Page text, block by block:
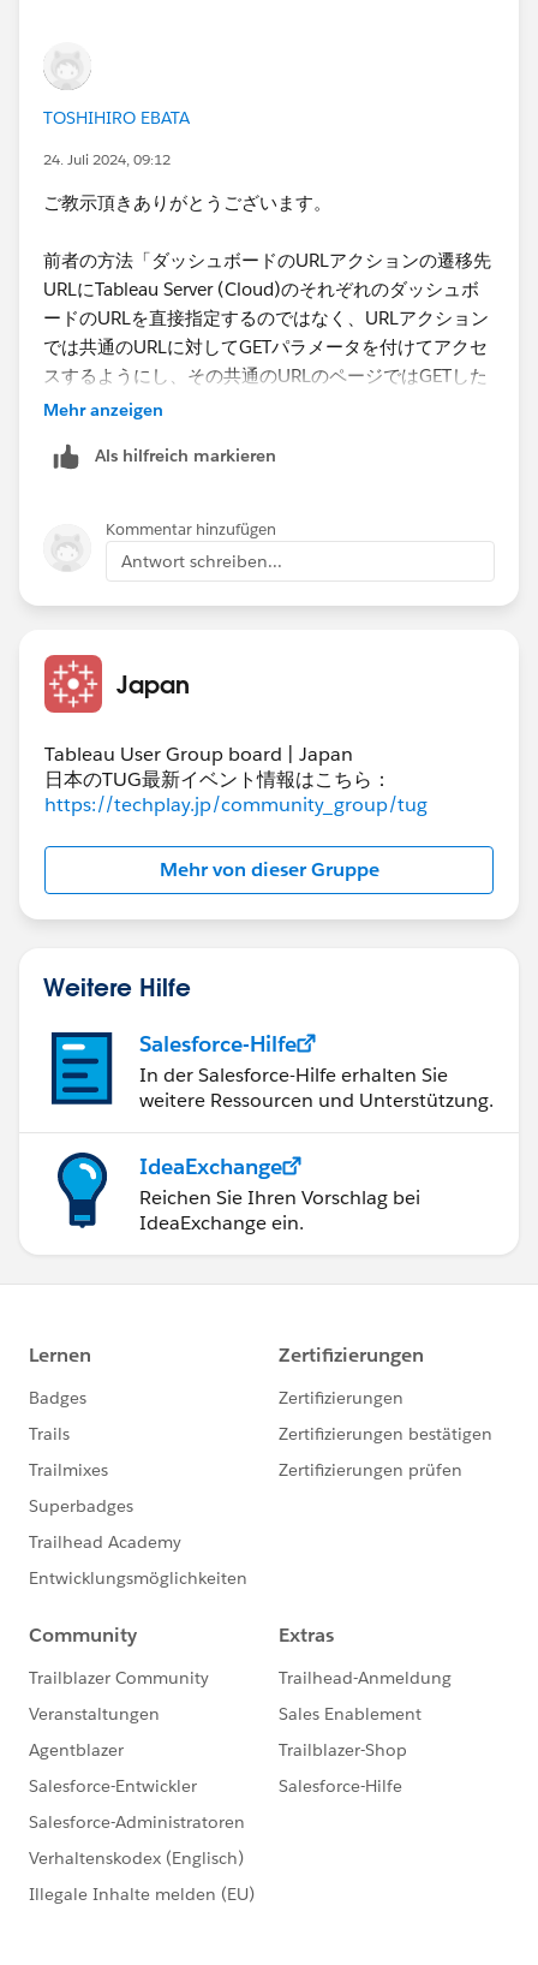
ポータルサイト・営業利益・売上高と順にブラウザのタ
URLアクションはご教示されたようにしています。
ウザの新規タブを起動させ表示したく思います。
説明不足大変申し訳ございません。
改めてご教示頂ければと思います。
新しいタブで埋め込みAPIを使用して目的のダッシュボ
ードを表示するような形」に関して詳細にご教示頂けれ
ば幸甚です。
何卒よろしくお願い申し上げます。
TOSHIHIRO EBATA
24. Juli 2024, 09:12
ご教示頂きありがとうございます。
前者の方法「ダッシュボードのURLアクションの遷移先
URLにTableau Server (Cloud)のそれぞれのダッシュボ
ードのURLを直接指定するのではなく、URLアクション
では共通のURLに対してGETパラメータを付けてアクセ
スするようにし、その共通のURLのページではGETした
パラメータに応じて表示すべきダッシュボードを特定し
く思います。
改めてありがとうございました。
Mehr anzeigen
Als hilfreich markieren
Kommentar hinzufügen
Antwort schreiben...
Japan
Tableau User Group board | Japan
日本のTUG最新イベント情報はこちら：
https://techplay.jp/community_group/tug
Mehr von dieser Gruppe
Weitere Hilfe
Salesforce-Hilfe
In der Salesforce-Hilfe erhalten Sie
weitere Ressourcen und Unterstützung.
IdeaExchange
Reichen Sie Ihren Vorschlag bei
IdeaExchange ein.